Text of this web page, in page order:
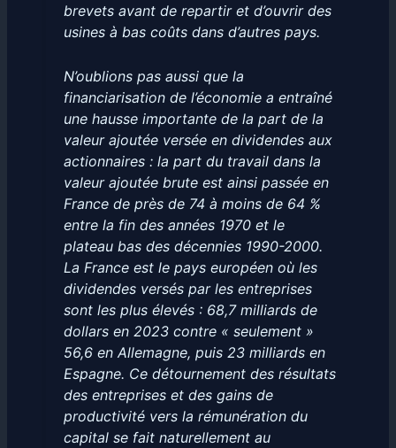
brevets avant de repartir et d’ouvrir des
usines à bas coûts dans d’autres pays.
N’oublions pas aussi que la
financiarisation de l’économie a entraîné
une hausse importante de la part de la
valeur ajoutée versée en dividendes aux
actionnaires : la part du travail dans la
valeur ajoutée brute est ainsi passée en
France de près de 74 à moins de 64 %
entre la fin des années 1970 et le
plateau bas des décennies 1990-2000.
La France est le pays européen où les
dividendes versés par les entreprises
sont les plus élevés : 68,7 milliards de
dollars en 2023 contre « seulement »
56,6 en Allemagne, puis 23 milliards en
Espagne. Ce détournement des résultats
des entreprises et des gains de
productivité vers la rémunération du
capital se fait naturellement au